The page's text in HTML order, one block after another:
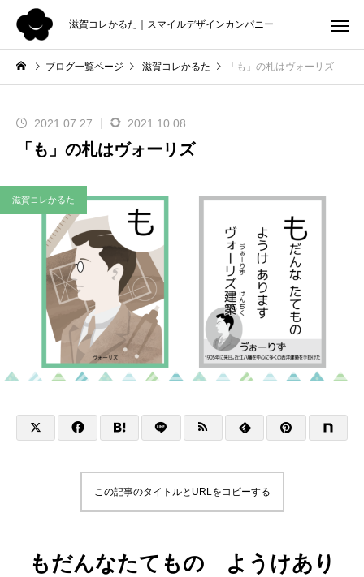
滋賀コレかるた｜スマイルデザインカンパニー
ブログ一覧ページ 滋賀コレかるた 「も」の札はヴォーリズ
2021.07.27 2021.10.08
「も」の札はヴォーリズ
滋賀コレかるた
この記事のタイトルとURLをコピーする
もだんなたてもの ようけあり